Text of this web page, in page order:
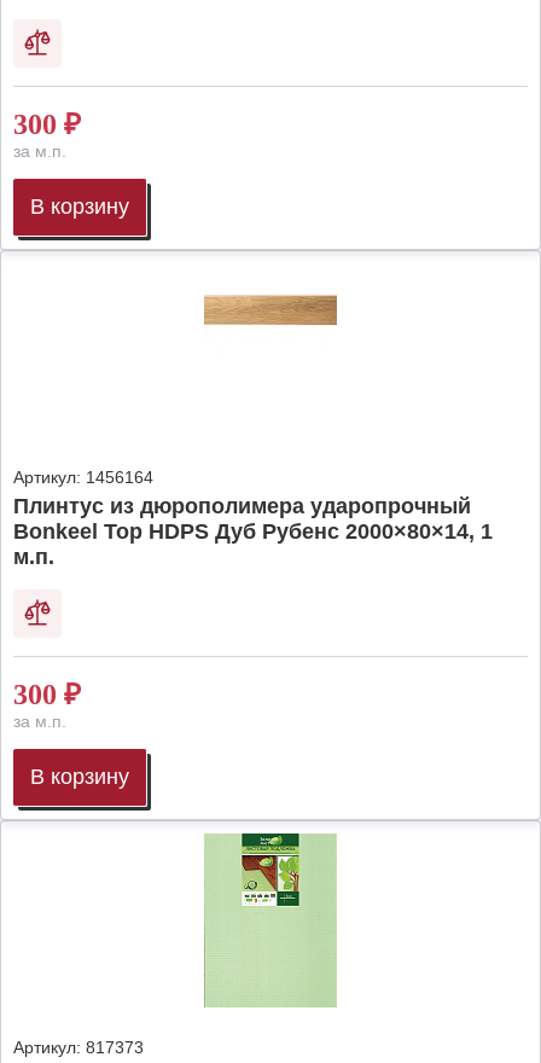
300 ₽
за м.п.
В корзину
Артикул: 1456164
Плинтус из дюрополимера ударопрочный
Bonkeel Top HDPS Дуб Рубенс 2000×80×14, 1
м.п.
300 ₽
за м.п.
В корзину
Артикул: 817373